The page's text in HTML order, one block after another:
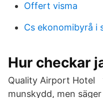
Offert visma
Cs ekonomibyrå i
Hur checkar
Quality Airport Hotel
munskydd, men